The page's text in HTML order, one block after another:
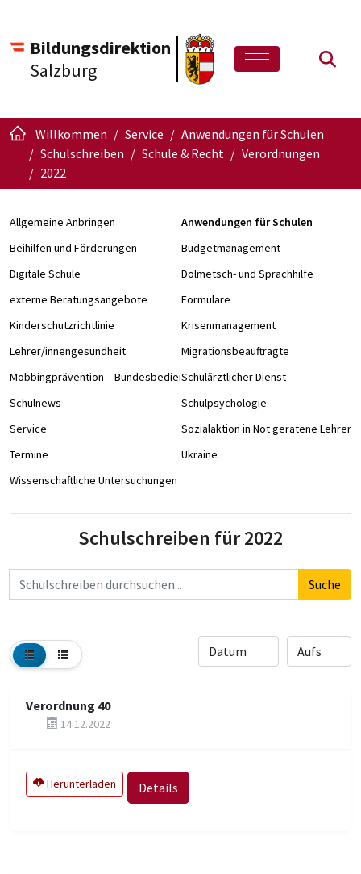
Bildungsdirektion
Salzburg
Willkommen Service
Anwendungen für Schulen
Schulschreiben
Schule & Recht
Verordnungen
2022
Allgemeine Anbringen
Anwendungen für Schulen
Beihilfen und Förderungen
Budgetmanagement
Digitale Schule
Dolmetsch- und Sprachhilfe
externe Beratungsangebote
Formulare
Kinderschutzrichtlinie
Krisenmanagement
Lehrer/innengesundheit
Migrationsbeauftragte
Mobbingprävention – Bundesbedienstete an Schulen
Schulärztlicher Dienst
Schulnews
Schulpsychologie
Service
Sozialaktion in Not geratene Lehrer/
Termine
Ukraine
Wissenschaftliche Untersuchungen
Schulschreiben für 2022
Suchbegriff Suche
Verordnung 40
14.12.2022
Herunterladen Details